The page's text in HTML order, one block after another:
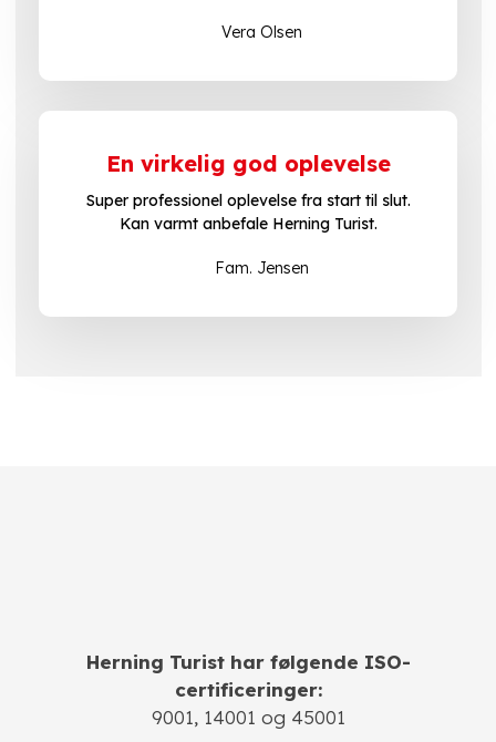
Vera Olsen
En virkelig god oplevelse
Super professionel oplevelse fra start til slut.
​Kan varmt anbefale Herning Turist.
Fam. Jensen
Herning Turist har følgende ISO-
certificeringer:
​9001, 14001 og 45001